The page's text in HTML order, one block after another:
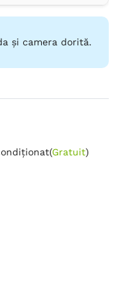
și camera dorită.
(Gratuit)